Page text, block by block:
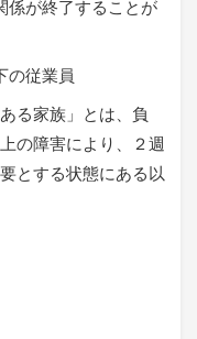
係が終了することが
の従業員
る家族」とは、負
の障害により、２週
とする状態にある以